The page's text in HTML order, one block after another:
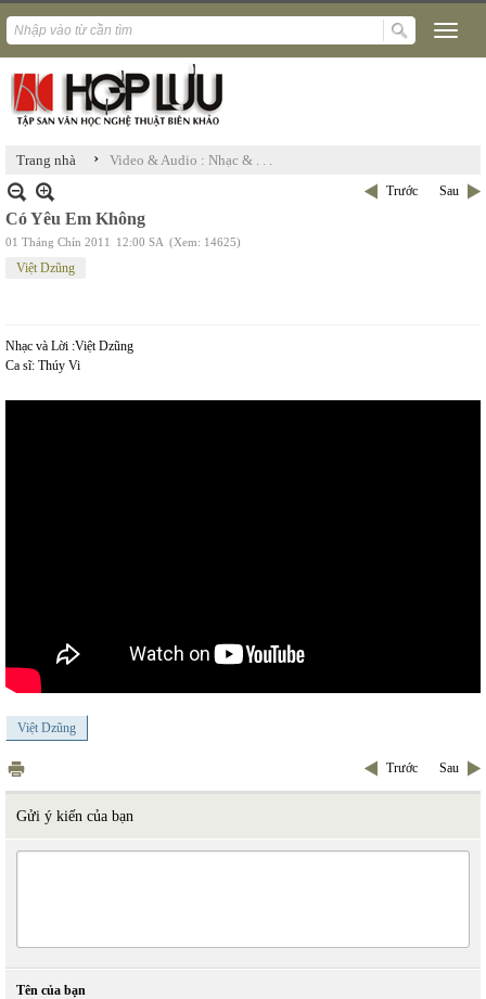
Trang nhà › Video & Audio : Nhạc & . . .
Trước Sau
Có Yêu Em Không
01 Tháng Chín 2011 12:00 SA (Xem: 14625)
Việt Dzũng
Nhạc và Lời :Việt Dzũng
Ca sĩ: Thúy Vi
Việt Dzũng
Trước Sau
Gửi ý kiến của bạn
Tên của bạn